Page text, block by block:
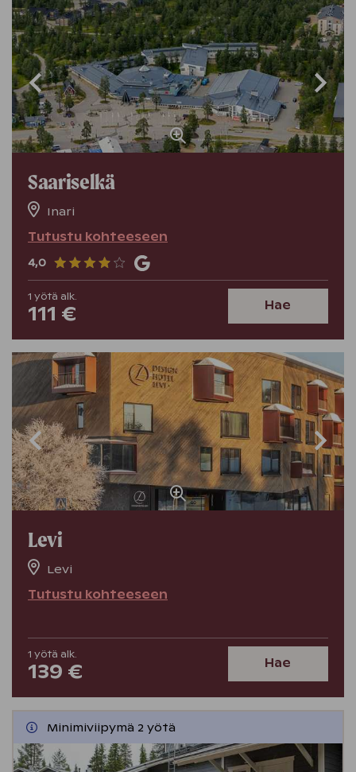
Saariselkä
Inari
Tutustu kohteeseen
4,0
1 yötä alk.
111 € Hae
Levi
Levi
Tutustu kohteeseen
1 yötä alk.
139 € Hae
Minimiviipymä 2 yötä